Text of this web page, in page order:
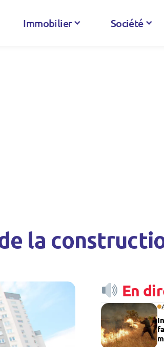
Immobilier Société
la
En